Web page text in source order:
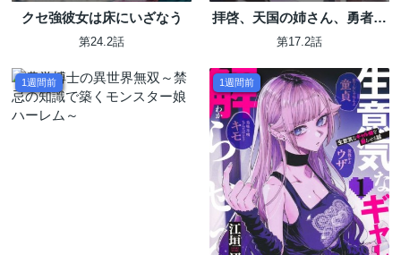
クセ強彼女は床にいざなう
第24.2話
拝啓、天国の姉さん、勇者に
なった姪がエロすぎてーー 叔
無理です＋（ぷらす）
第17.2話
1週間前 1週間前